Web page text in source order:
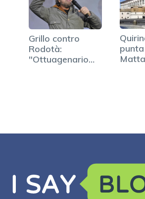
Grillo contro
Rodotà:
"Ottuagenario